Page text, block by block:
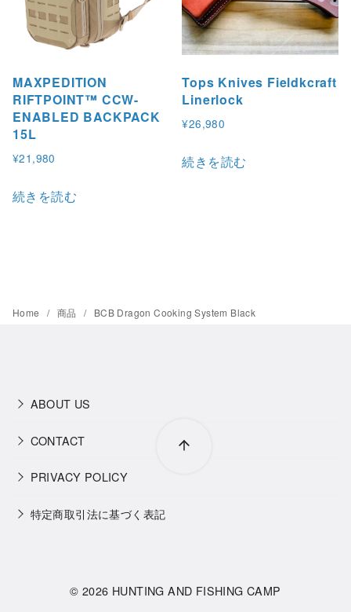
MAXPEDITION
RIFTPOINT™ CCW-
ENABLED BACKPACK
15L
¥21,980
続きを読む
Tops Knives Fieldkcraft
Linerlock
¥26,980
続きを読む
Home 商品 BCB Dragon Cooking System Black
ABOUT US
CONTACT
PRIVACY POLICY
特定商取引法に基づく表記
© 2026 HUNTING AND FISHING CAMP